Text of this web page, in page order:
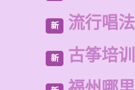
新 流行唱
新 古筝培